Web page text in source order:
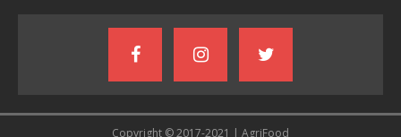
Copyright © 2017-2021 | AgriFood